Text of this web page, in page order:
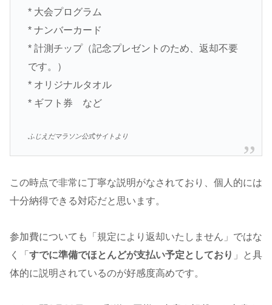
* 大会プログラム
* ナンバーカード
* 計測チップ（記念プレゼントのため、返却不要
です。）
* オリジナルタオル
* ギフト券 など
ふじえだマラソン公式サイトより
この時点で非常に丁寧な説明がなされており、個人的には
十分納得できる対応だと思います。
参加費についても「規定により返却いたしません」ではな
く「 すでに準備でほとんどが支払い予定としており 」と具
体的に説明されているのが好感度高めです。